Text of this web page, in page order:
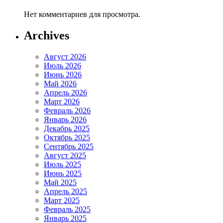
Нет комментариев для просмотра.
Archives
Август 2026
Июль 2026
Июнь 2026
Май 2026
Апрель 2026
Март 2026
Февраль 2026
Январь 2026
Декабрь 2025
Октябрь 2025
Сентябрь 2025
Август 2025
Июль 2025
Июнь 2025
Май 2025
Апрель 2025
Март 2025
Февраль 2025
Январь 2025